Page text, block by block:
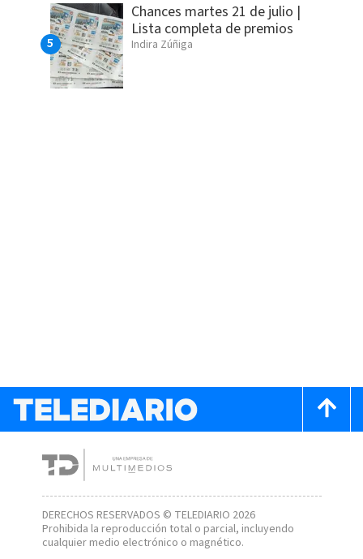
Chances martes 21 de julio |
Lista completa de premios
Indira Zúñiga
DERECHOS RESERVADOS © TELEDIARIO 2026
Prohibida la reproducción total o parcial, incluyendo
cualquier medio electrónico o magnético.